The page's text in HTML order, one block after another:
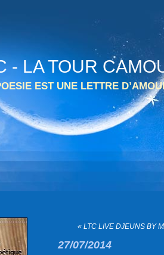
- LA TOUR
EST UNE LETTRE
« LTC LIVE DJEUNS BY
27/07/2014